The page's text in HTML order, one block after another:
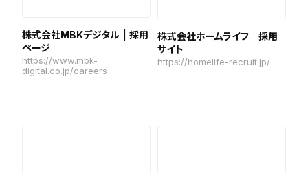
株式会社MBKデジタル | 採用
ページ
https://www.mbk-
digital.co.jp/careers
株式会社ホームライフ｜採用
サイト
https://homelife-recruit.jp/